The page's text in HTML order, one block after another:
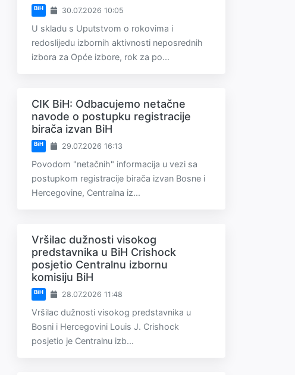
BiH 30.07.2026 10:05
U skladu s Uputstvom o rokovima i
redoslijedu izbornih aktivnosti neposrednih
izbora za Opće izbore, rok za po...
CIK BiH: Odbacujemo netačne
navode o postupku registracije
birača izvan BiH
BiH 29.07.2026 16:13
Povodom "netačnih" informacija u vezi sa
postupkom registracije birača izvan Bosne i
Hercegovine, Centralna iz...
Vršilac dužnosti visokog
predstavnika u BiH Crishock
posjetio Centralnu izbornu
komisiju BiH
BiH 28.07.2026 11:48
Vršilac dužnosti visokog predstavnika u
Bosni i Hercegovini Louis J. Crishock
posjetio je Centralnu izb...